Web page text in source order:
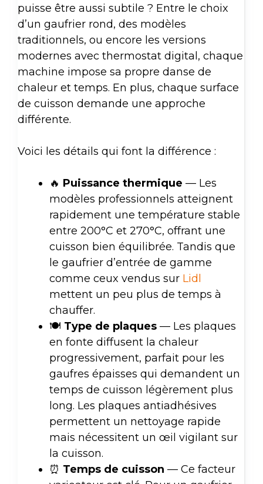
puisse être aussi subtile ? Entre le choix
d’un gaufrier rond, des modèles
traditionnels, ou encore les versions
modernes avec thermostat digital, chaque
machine impose sa propre danse de
chaleur et temps. En plus, chaque surface
de cuisson demande une approche
différente.
Voici les détails qui font la différence :
🔥 Puissance thermique — Les
modèles professionnels atteignent
rapidement une température stable
entre 200°C et 270°C, offrant une
cuisson bien équilibrée. Tandis que
le gaufrier d’entrée de gamme
comme ceux vendus sur Lidl
mettent un peu plus de temps à
chauffer.
🍽️ Type de plaques — Les plaques
en fonte diffusent la chaleur
progressivement, parfait pour les
gaufres épaisses qui demandent un
temps de cuisson légèrement plus
long. Les plaques antiadhésives
permettent un nettoyage rapide
mais nécessitent un œil vigilant sur
la cuisson.
⏰ Temps de cuisson — Ce facteur